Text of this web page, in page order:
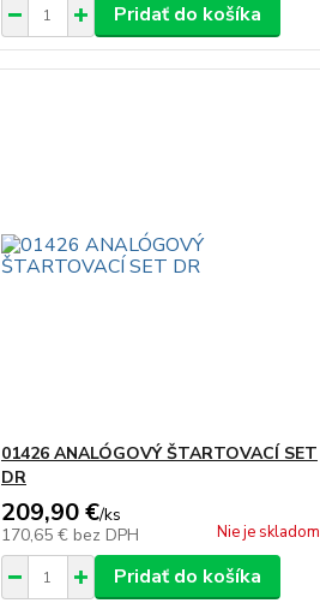
Pridať do košíka
01426 ANALÓGOVÝ ŠTARTOVACÍ SET
DR
209,90 €/ks
170,65 € bez DPH Nie je skladom
Pridať do košíka